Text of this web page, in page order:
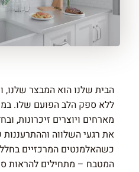
הבית שלנו הוא המבצר שלנו,
ללא ספק הלב הפועם שלו.
מארחים ויוצרים זיכרונות,
את רגעי השלווה
כשהאלמנטים המרכזיים
המטבח – מתחילים להראות